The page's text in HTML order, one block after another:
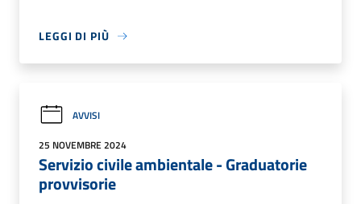
LEGGI DI PIÙ
AVVISI
25 NOVEMBRE 2024
Servizio civile ambientale - Graduatorie
provvisorie